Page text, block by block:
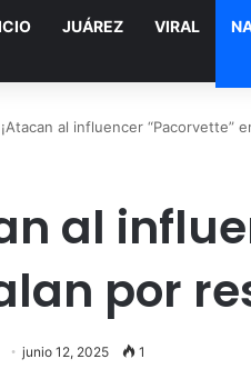
JUÁREZ VIRAL
¡Atacan al influencer “Pacorvette”
al
por
junio 12, 2025 1